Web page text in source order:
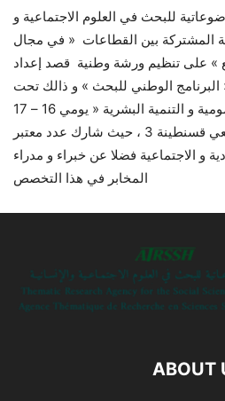
للبحث في العلوم الاجتماعية و
المشتركة بين القطاعات « في مجال
» على تنظيم ورشة وطنية قصد إعداد
الوطني للبحث » و ذالك تحت
عنوان : »الحوكمة العمومية و التنمية البشرية « يومي 16 – 17
نوفمبر 2022 – القطب الجامعي قسنطينة 3 ، حيث شارك عدد معتبر
و الاجتماعية فضلا عن خبراء و مدراء
المخابر في هذا التخصص
ABOUT